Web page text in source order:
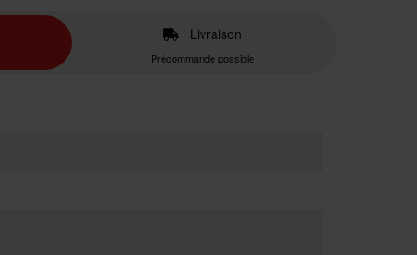
Livraison
Précommande possible